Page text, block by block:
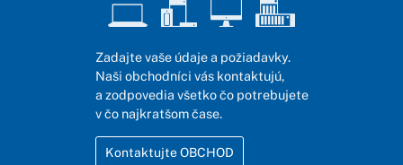
Zadajte vaše údaje a požiadavky.
Naši obchodníci vás kontaktujú,
a zodpovedia všetko čo potrebujete
v čo najkratšom čase.
Kontaktujte OBCHOD